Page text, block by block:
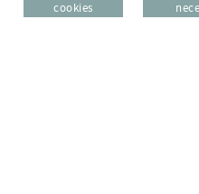
cookies